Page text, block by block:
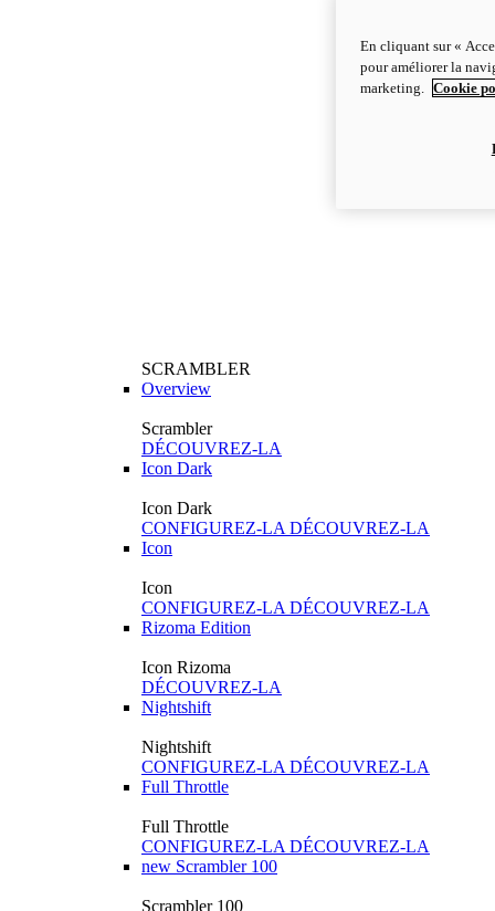
SCRAMBLER
Overview
Scrambler
DÉCOUVREZ-LA
Icon Dark
Icon Dark
CONFIGUREZ-LA DÉCOUVREZ-LA
Icon
Icon
CONFIGUREZ-LA DÉCOUVREZ-LA
Rizoma Edition
Icon Rizoma
DÉCOUVREZ-LA
Nightshift
Nightshift
CONFIGUREZ-LA DÉCOUVREZ-LA
Full Throttle
Full Throttle
CONFIGUREZ-LA DÉCOUVREZ-LA
new Scrambler 100
Scrambler 100
En cliquant sur «
pour améliorer la
marketing.
Cookie